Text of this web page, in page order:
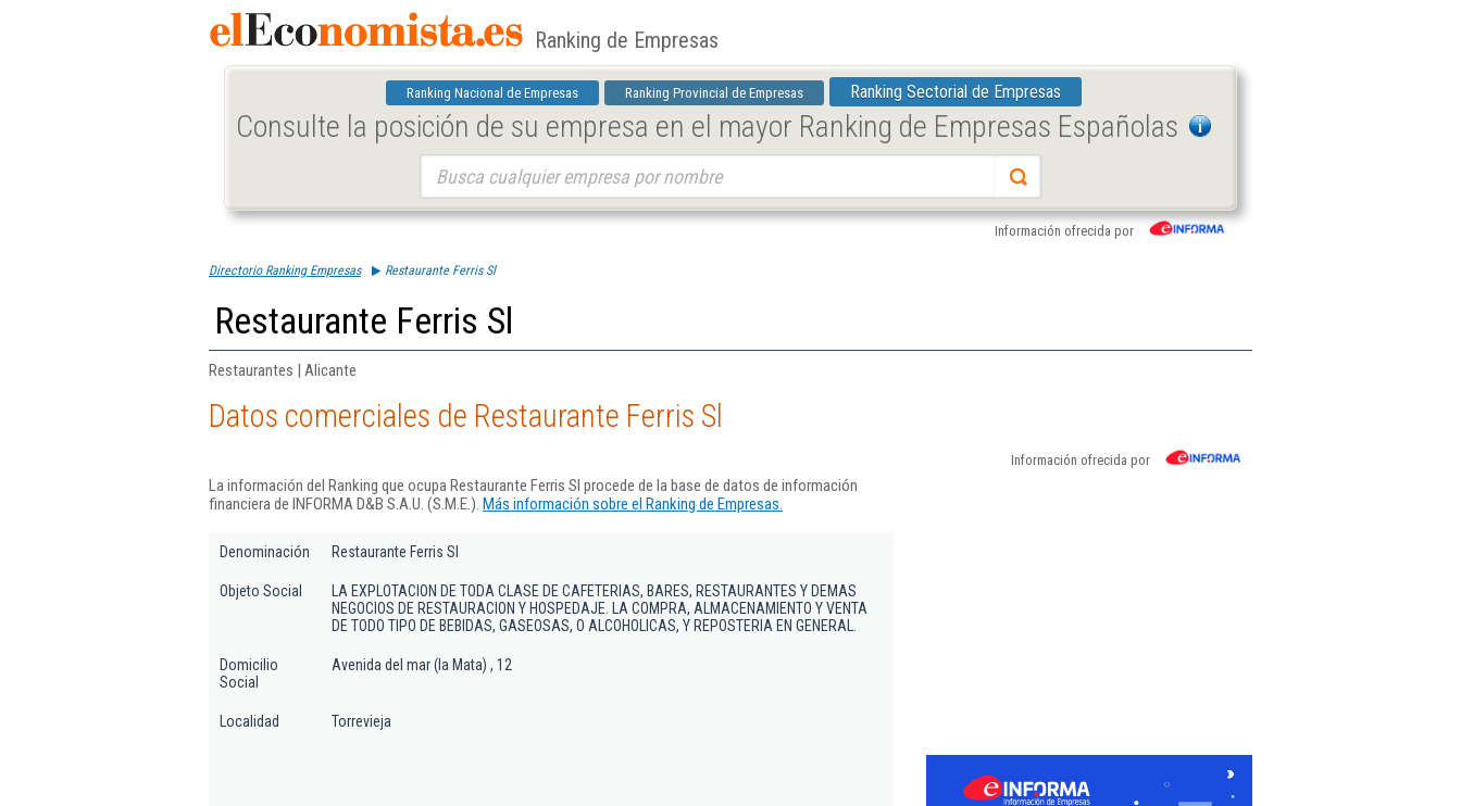
Ranking de Empresas
Ranking Nacional de Empresas Ranking Provincial de Empresas Ranking Sectorial de Empresas
Consulte la posición de su empresa en el mayor Ranking de Empresas Españolas
Información ofrecida por
Directorio Ranking Empresas Restaurante Ferris Sl
Restaurante Ferris Sl
Restaurantes | Alicante
Datos comerciales de Restaurante Ferris Sl
Información ofrecida por
La información del Ranking que ocupa Restaurante Ferris Sl procede de la base de datos de información
financiera de INFORMA D&B S.A.U. (S.M.E.). Más información sobre el Ranking de Empresas.
Denominación Restaurante Ferris Sl
Objeto Social
LA EXPLOTACION DE TODA CLASE DE CAFETERIAS, BARES, RESTAURANTES Y DEMAS
NEGOCIOS DE RESTAURACION Y HOSPEDAJE. LA COMPRA, ALMACENAMIENTO Y VENTA
DE TODO TIPO DE BEBIDAS, GASEOSAS, O ALCOHOLICAS, Y REPOSTERIA EN GENERAL.
Domicilio
Social
Avenida del mar (la Mata) , 12
Localidad Torrevieja